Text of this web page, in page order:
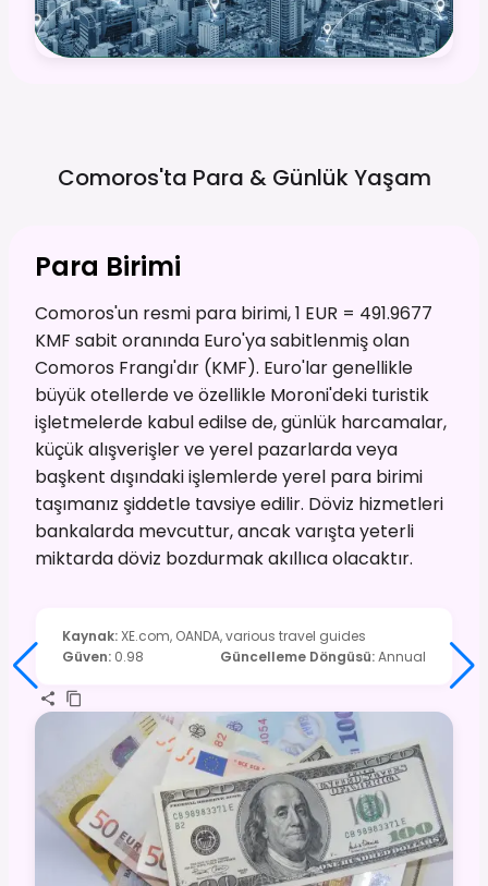
Comoros'ta Para & GünlükYaşam
Para Birimi
Comoros'un resmi para birimi, 1 EUR = 491.9677
KMF sabit oranında Euro'ya sabitlenmiş olan
Comoros Frangı'dır (KMF). Euro'lar genellikle
büyük otellerde ve özellikle Moroni'deki turistik
işletmelerde kabul edilse de, günlük harcamalar,
küçük alışverişler ve yerel pazarlarda veya
başkent dışındaki işlemlerde yerel para birimi
taşımanız şiddetle tavsiye edilir. Döviz hizmetleri
bankalarda mevcuttur, ancak varışta yeterli
miktarda döviz bozdurmak akıllıca olacaktır.
Kaynak:XE.com, OANDA, various travel guides
Güven: 0.98 Güncelleme Döngüsü:Annual